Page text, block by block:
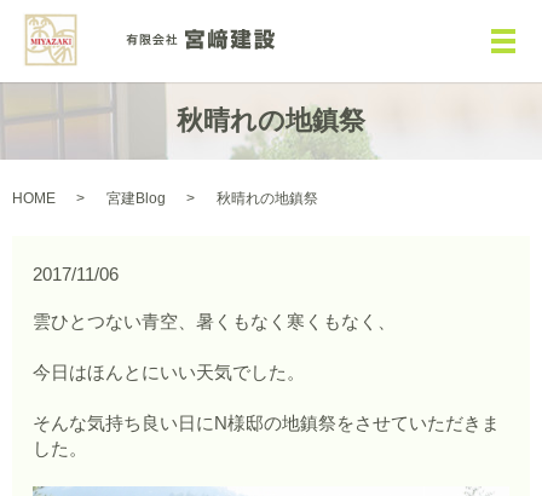
メ
秋晴れの地鎮祭
HOME 宮建Blog 秋晴れの地鎮祭
2017/11/06
雲ひとつない青空、暑くもなく寒くもなく、
今日はほんとにいい天気でした。
そんな気持ち良い日にN様邸の地鎮祭をさせていただきま
した。